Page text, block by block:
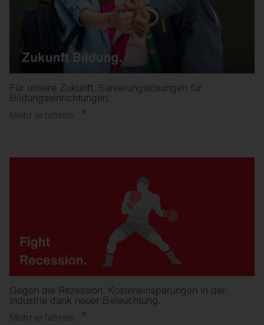
Für unsere Zukunft. Sanierungslösungen für
Bildungseinrichtungen.
Mehr erfahren.
Gegen die Rezession. Kosteneinsparungen in der
Industrie dank neuer Beleuchtung.
Mehr erfahren.